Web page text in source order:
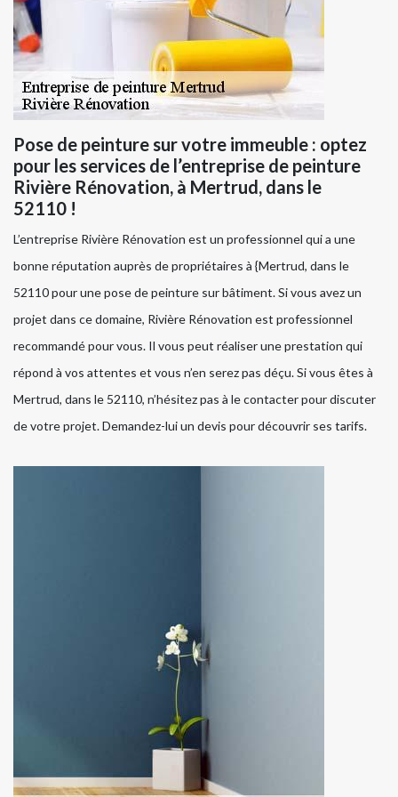
Pose de peinture sur votre immeuble : optez
pour les services de l’entreprise de peinture
Rivière Rénovation, à Mertrud, dans le
52110 !
L’entreprise Rivière Rénovation est un professionnel qui a une
bonne réputation auprès de propriétaires à {Mertrud, dans le
52110 pour une pose de peinture sur bâtiment. Si vous avez un
projet dans ce domaine, Rivière Rénovation est professionnel
recommandé pour vous. Il vous peut réaliser une prestation qui
répond à vos attentes et vous n’en serez pas déçu. Si vous êtes à
Mertrud, dans le 52110, n’hésitez pas à le contacter pour discuter
de votre projet. Demandez-lui un devis pour découvrir ses tarifs.